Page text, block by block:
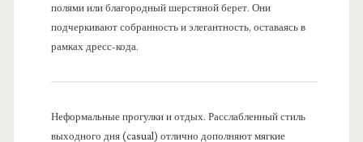
полями или благородный шерстяной берет. Они
подчеркивают собранность и элегантность, оставаясь в
рамках дресс-кода.
Неформальные прогулки и отдых. Расслабленный стиль
выходного дня (casual) отлично дополняют мягкие